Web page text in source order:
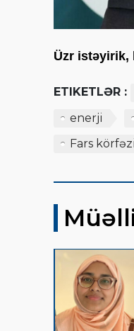
Üzr istəyirik,
ETIKETLƏR :
enerji
Fars körfəzi